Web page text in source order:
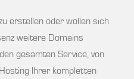
erstellen oder wollen sich
weitere Domains
gesamten Service, von
Ihrer kompletten